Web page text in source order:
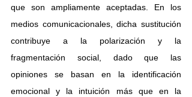
que son ampliamente aceptadas. En los
medios comunicacionales, dicha sustitución
contribuye a la polarización y la
fragmentación social, dado que las
opiniones se basan en la identificación
emocional y la intuición más que en la